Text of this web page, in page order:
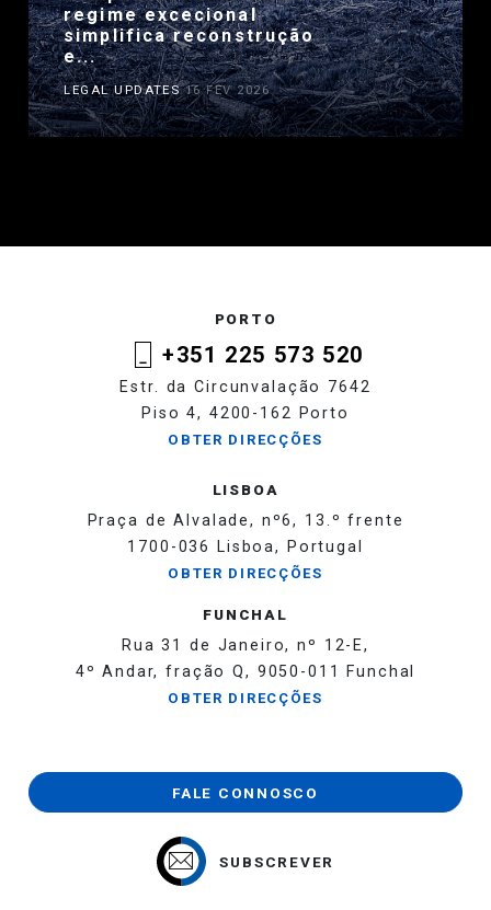
regime excecional
simplifica reconstrução
e...
LEGAL UPDATES16 FEV 2026
PORTO
+351 225 573 520
Estr. da Circunvalação 7642
Piso 4, 4200-162 Porto
OBTER DIRECÇÕES
LISBOA
Praça de Alvalade, nº6, 13.º frente
1700-036 Lisboa, Portugal
OBTER DIRECÇÕES
FUNCHAL
Rua 31 de Janeiro, nº 12-E,
4º Andar, fração Q, 9050-011 Funchal
OBTER DIRECÇÕES
FALE CONNOSCO
SUBSCREVER